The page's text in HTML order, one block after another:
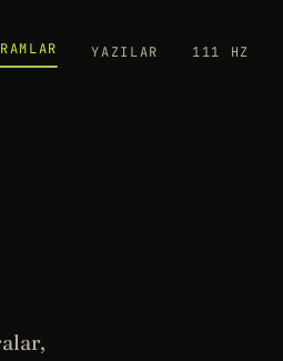
YAZILAR 111 HZ